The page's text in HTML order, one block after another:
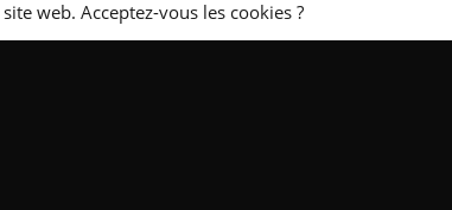
web. Acceptez-vous les cookies ?